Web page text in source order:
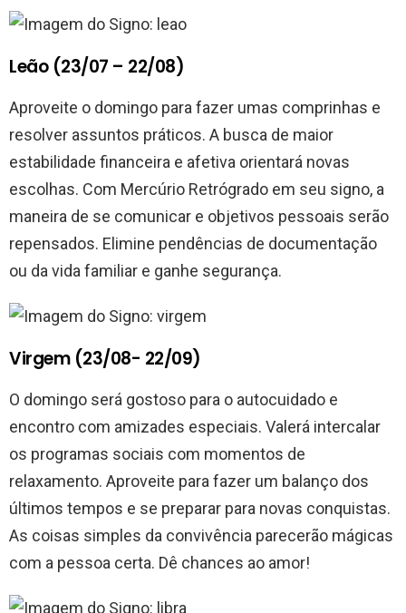
Leão (23/07 – 22/08)
Aproveite o domingo para fazer umas comprinhas e
resolver assuntos práticos. A busca de maior
estabilidade financeira e afetiva orientará novas
escolhas. Com Mercúrio Retrógrado em seu signo, a
maneira de se comunicar e objetivos pessoais serão
repensados. Elimine pendências de documentação
ou da vida familiar e ganhe segurança.
Virgem (23/08- 22/09)
O domingo será gostoso para o autocuidado e
encontro com amizades especiais. Valerá intercalar
os programas sociais com momentos de
relaxamento. Aproveite para fazer um balanço dos
últimos tempos e se preparar para novas conquistas.
As coisas simples da convivência parecerão mágicas
com a pessoa certa. Dê chances ao amor!